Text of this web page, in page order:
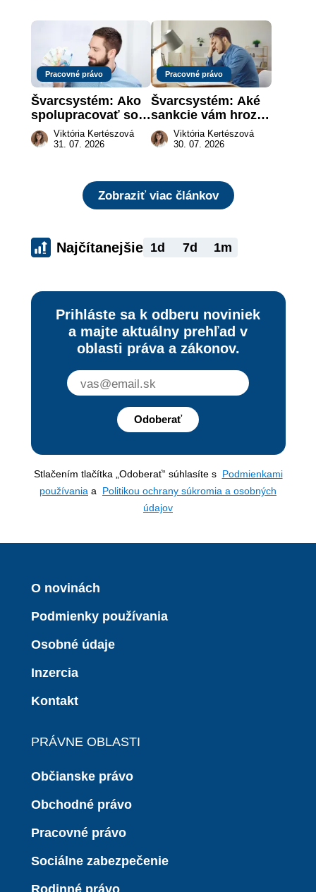
Pracovné právo
Švarcsystém: Ako
spolupracovať so
živnostníkom
legálne a bez
Viktória Kertészová
31. 07. 2026
Pracovné právo
Švarcsystém: Aké
sankcie vám hrozia
a prečo nestačí
zaplatiť pokutu?
Viktória Kertészová
30. 07. 2026
Zobraziť viac článkov
Najčítanejšie 1d 7d 1m
Prihláste sa k odberu noviniek
a majte aktuálny prehľad v
oblasti práva a zákonov.
Odoberať
Stlačením tlačítka „Odoberať“ súhlasíte s Podmienkami
používania a Politikou ochrany súkromia a osobných
údajov
O novinách
Podmienky používania
Osobné údaje
Inzercia
Kontakt
PRÁVNE OBLASTI
Občianske právo
Obchodné právo
Pracovné právo
Sociálne zabezpečenie